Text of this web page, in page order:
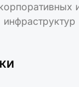
инфраструктур